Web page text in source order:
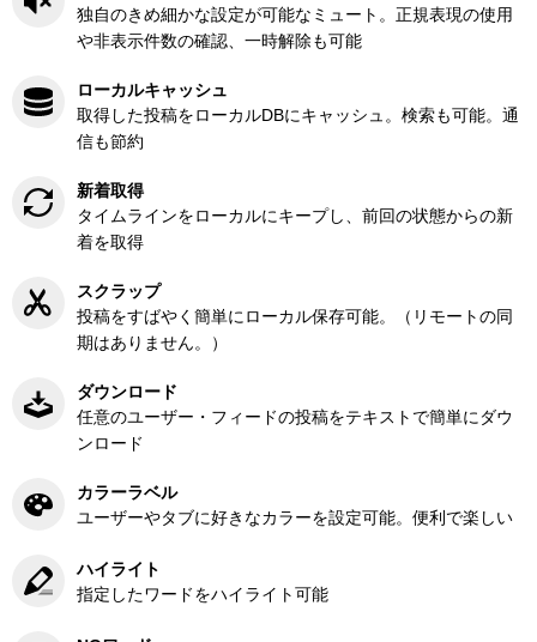
独自のきめ細かな設定が可能なミュート。正規表現の使用
や非表示件数の確認、一時解除も可能
ローカルキャッシュ
取得した投稿をローカルDBにキャッシュ。検索も可能。通
信も節約
新着取得
タイムラインをローカルにキープし、前回の状態からの新
着を取得
スクラップ
投稿をすばやく簡単にローカル保存可能。（リモートの同
期はありません。）
ダウンロード
任意のユーザー・フィードの投稿をテキストで簡単にダウ
ンロード
カラーラベル
ユーザーやタブに好きなカラーを設定可能。便利で楽しい
ハイライト
指定したワードをハイライト可能